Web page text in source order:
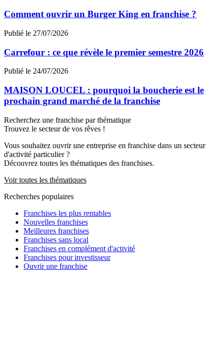
Comment ouvrir un Burger King en franchise ?
Publié le 27/07/2026
Carrefour : ce que révèle le premier semestre 2026
Publié le 24/07/2026
MAISON LOUCEL : pourquoi la boucherie est le
prochain grand marché de la franchise
Recherchez une franchise par thématique
Trouvez le secteur de vos rêves !
Vous souhaitez ouvrir une entreprise en franchise dans un secteur
d'activité particulier ?
Découvrez toutes les thématiques des franchises.
Voir toutes les thématiques
Recherches populaires
Franchises les plus rentables
Nouvelles franchises
Meilleures franchises
Franchises sans local
Franchises en complément d'activité
Franchises pour investisseur
Ouvrir une franchise